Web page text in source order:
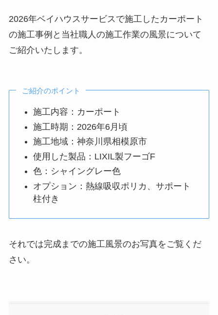
2026年ベイハウスサービスで施工したカーポート
の施工事例と当社職人の施工作業の風景について
ご紹介いたします。
ご紹介のポイント
施工内容：カーポート
施工時期：2026年6月頃
施工地域：神奈川県相模原市
使用した製品：LIXIL製フーゴF
色：シャイングレー色
オプション：熱線吸収ポリカ、サポート
柱付き
それでは完成までの施工風景のお写真をご覧くだ
さい。